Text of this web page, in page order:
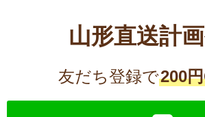
山形直送計
友だち登録で200